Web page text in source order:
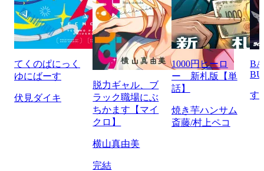
てくのぱにっく
ゆにばーす
伏見ダイキ
脱力ギャル、ブ
ラック職場にぶ
ちかます【マイ
クロ】
横山真由美
完結
1000円ヒーロ
ー 新札版【単
話】
焼き芋ハンサム
斎藤/村上ペコ
す